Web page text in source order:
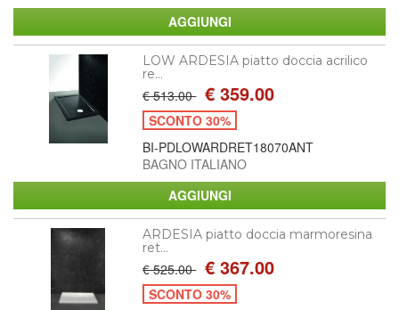
LOW ARDESIA piatto doccia acrilico
re...
€ 513.00 € 359.00
SCONTO 30%
BI-PDLOWARDRET18070ANT
BAGNO ITALIANO
ARDESIA piatto doccia marmoresina
ret...
€ 525.00 € 367.00
SCONTO 30%